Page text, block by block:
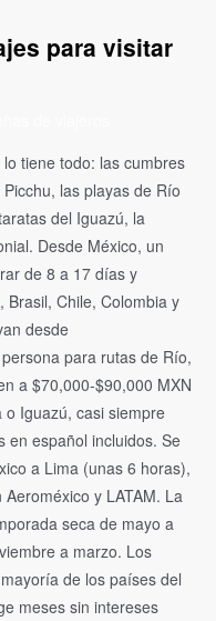
para visitar
tiene todo: las cumbres
las playas de Río
del Iguazú, la
Desde México, un
de 8 a 17 días y
Brasil, Chile, Colombia y
desde
para rutas de Río,
a $70,000-$90,000 MXN
Iguazú, casi siempre
en español incluidos. Se
a Lima (unas 6 horas),
y LATAM. La
seca de mayo a
a marzo. Los
de los países del
meses sin intereses